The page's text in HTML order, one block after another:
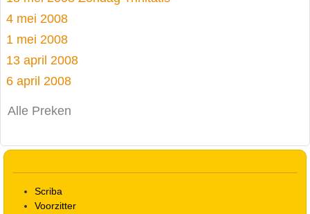
4 mei 2008
1 mei 2008
13 april 2008
6 april 2008
Alle Preken
Scriba
Voorzitter